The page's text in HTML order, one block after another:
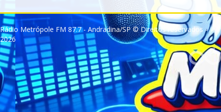
Rádio Metrópole FM 87.7 - Andradina/SP © Direitos reservados -
2026